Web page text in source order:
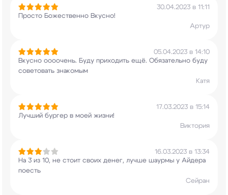
30.04.2023 в 11:11
Просто Божественно Вкусно!
Артур
05.04.2023 в 14:10
Вкусно оооочень. Буду приходить ещё. Обязательно буду
советовать знакомым
Катя
17.03.2023 в 15:14
Лучший бургер в моей жизни!
Виктория
16.03.2023 в 13:34
На 3 из 10, не стоит своих денег, лучше шаурмы у Айдера
поесть
Сейран